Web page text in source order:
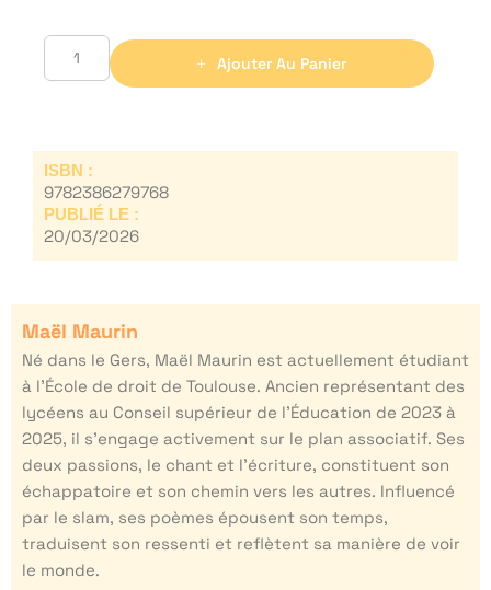
Ajouter Au Panier
ISBN :
9782386279768
PUBLIÉ LE :
20/03/2026
Maël Maurin
Né dans le Gers, Maël Maurin est actuellement étudiant
à l’École de droit de Toulouse. Ancien représentant des
lycéens au Conseil supérieur de l’Éducation de 2023 à
2025, il s’engage activement sur le plan associatif. Ses
deux passions, le chant et l’écriture, constituent son
échappatoire et son chemin vers les autres. Influencé
par le slam, ses poèmes épousent son temps,
traduisent son ressenti et reflètent sa manière de voir
le monde.